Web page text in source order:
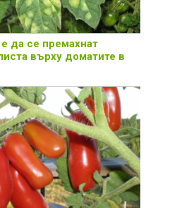
да се премахнат
върху доматите в